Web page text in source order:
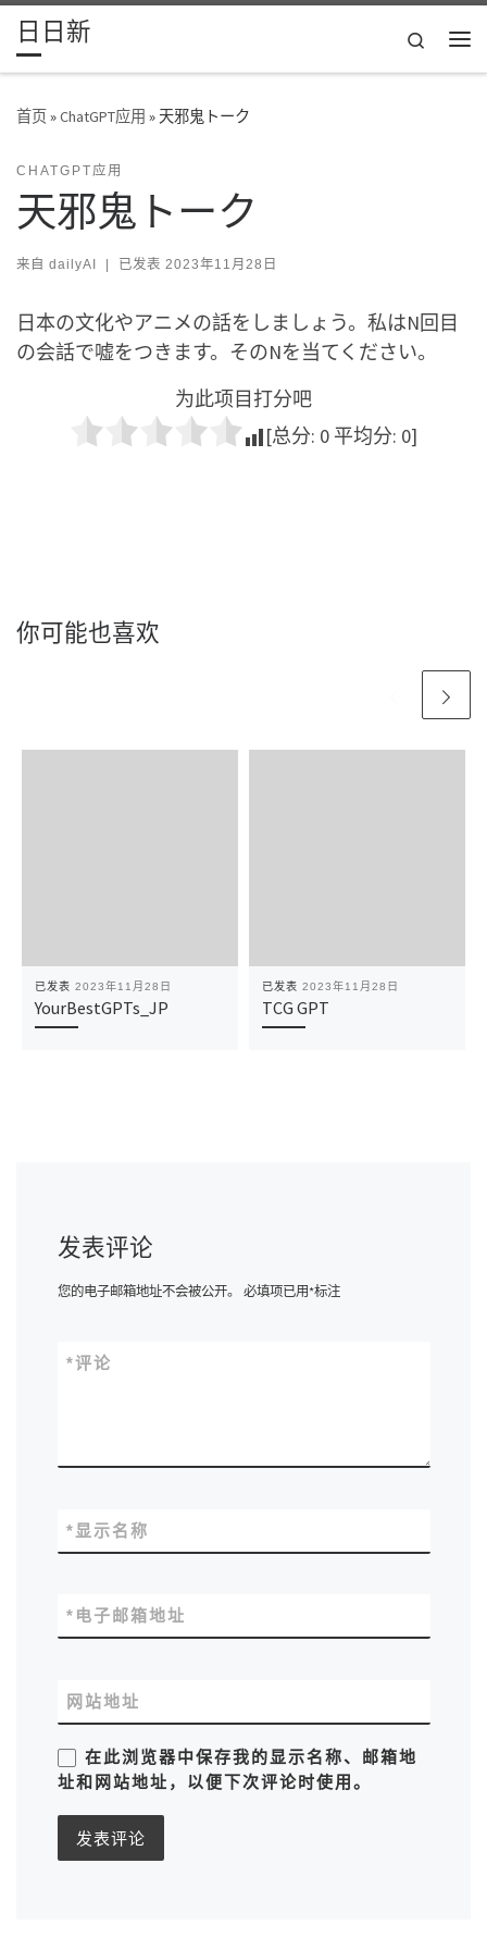
Skip to content
日日新
Search
首页»ChatGPT应用 » 天邪鬼トーク
CHATGPT应用
天邪鬼トーク
来自 dailyAI | 已发表 2023年11月28日
日本の文化やアニメの話をしましょう。私はN回目
の会話で嘘をつきます。そのNを当てください。
为此项目打分吧
[总分: 0 平均分: 0]
你可能也喜欢
已发表 2023年11月28日
YourBestGPTs_JP
已发表 2023年11月28日
TCG GPT
发表评论
您的电子邮箱地址不会被公开。 必填项已用*标注
评论
*
显示名称
*
电子邮箱地址
*
网站地址
在此浏览器中保存我的显示名称、邮箱地
址和网站地址，以便下次评论时使用。